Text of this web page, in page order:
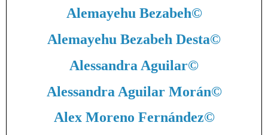
Alemayehu Bezabeh©
Alemayehu Bezabeh Desta©
Alessandra Aguilar©
Alessandra Aguilar Morán©
Alex Moreno Fernández©